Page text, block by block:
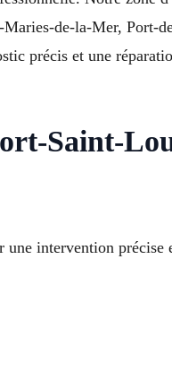
de-la-Mer, Port-
précis et une
Saint-
une intervention précise